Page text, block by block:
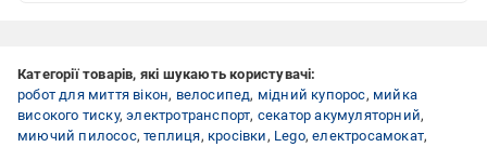
Категорії товарів, які шукають користувачі:
робот для миття вікон, велосипед, мідний купорос, мийка
високого тиску,электротранспорт, секатор акумуляторний,
миючий пилосос,теплиця, кросівки, Lego,електросамокат,